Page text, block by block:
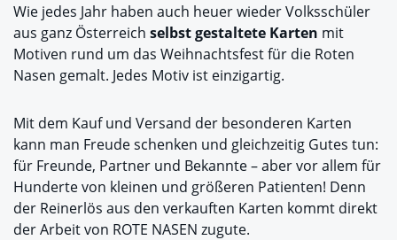
Wie jedes Jahr haben auch heuer wieder Volksschüler
aus ganz Österreich selbst gestaltete Karten mit
Motiven rund um das Weihnachtsfest für die Roten
Nasen gemalt. Jedes Motiv ist einzigartig.
Mit dem Kauf und Versand der besonderen Karten
kann man Freude schenken und gleichzeitig Gutes tun:
für Freunde, Partner und Bekannte – aber vor allem für
Hunderte von kleinen und größeren Patienten! Denn
der Reinerlös aus den verkauften Karten kommt direkt
der Arbeit von ROTE NASEN zugute.